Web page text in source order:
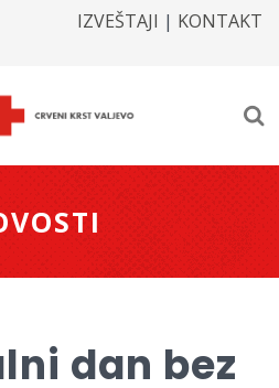
IZVEŠTAJI | KONTAKT
dan bez